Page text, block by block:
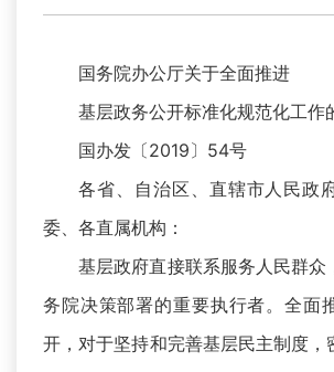
国务院办公厅关于全面推进
基层政务公开标准化规范化工作
国办发〔2019〕54号
各省、自治区、直辖市人民政
委、各直属机构：
基层政府直接联系服务人民群众
务院决策部署的重要执行者。全面
开，对于坚持和完善基层民主制度，